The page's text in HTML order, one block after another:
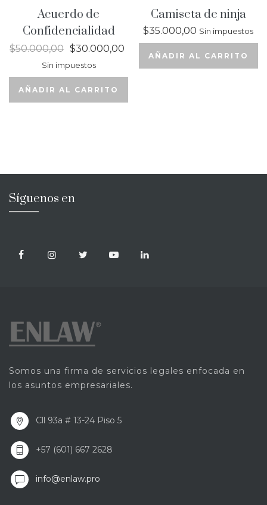
Acuerdo de
Confidencialidad
$50.000,00 $30.000,00
Sin impuestos
AÑADIR AL CARRITO
Camiseta de ninja
$35.000,00 Sin impuestos
AÑADIR AL CARRITO
Síguenos en
Somos una firma de servicios legales enfocada en
los asuntos empresariales.
Cll 93a # 13-24 Piso 5
+57 (601) 667 2628
info@enlaw.pro